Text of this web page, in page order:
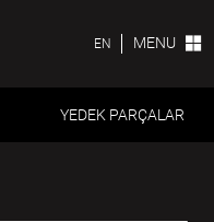
EN MENU
YEDEK PARÇALAR